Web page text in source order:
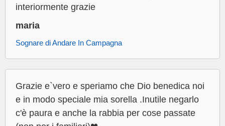
interiormente grazie
maria
Sognare di Andare In Campagna
Grazie e`vero e speriamo che Dio benedica noi
e in modo speciale mia sorella .Inutile negarlo
c'è paura e anche la rabbia per cose passate